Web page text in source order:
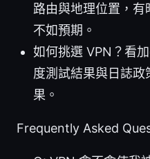
路由與地理位置，
不如預期。
如何挑選 VPN？看
度測試結果與日誌
果。
Frequently Asked